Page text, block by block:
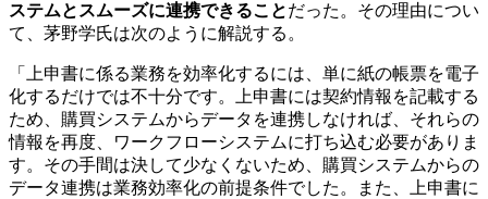
ステムとスムーズに連携できることだった。その理由につい
て、茅野学氏は次のように解説する。
「上申書に係る業務を効率化するには、単に紙の帳票を電子
化するだけでは不十分です。上申書には契約情報を記載する
ため、購買システムからデータを連携しなければ、それらの
情報を再度、ワークフローシステムに打ち込む必要がありま
す。その手間は決して少なくないため、購買システムからの
データ連携は業務効率化の前提条件でした。また、上申書に